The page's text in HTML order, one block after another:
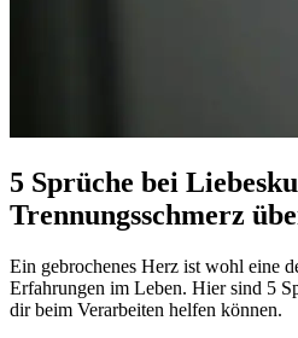
5 Sprüche bei
Trennungsschmerz
Ein gebrochenes Herz ist wohl eine
Erfahrungen im Leben. Hier sind 5
dir beim Verarbeiten helfen können.